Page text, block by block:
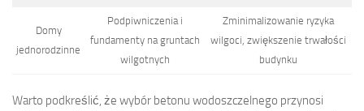
Domy
jednorodzinne
Podpiwniczenia i
fundamenty na gruntach
wilgotnych
Zminimalizowanie ryzyka
wilgoci, zwiększenie trwałości
budynku
Warto podkreślić, że wybór betonu wodoszczelnego przynosi